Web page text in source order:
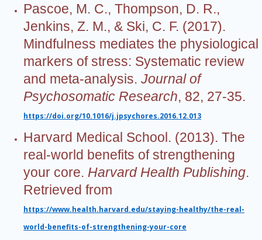
Pascoe, M. C., Thompson, D. R.,
Jenkins, Z. M., & Ski, C. F. (2017).
Mindfulness mediates the physiological
markers of stress: Systematic review
and meta-analysis. Journal of
Psychosomatic Research, 82, 27-35.
https://doi.org/10.1016/j.jpsychores.2016.12.013
Harvard Medical School. (2013). The
real-world benefits of strengthening
your core. Harvard Health Publishing.
Retrieved from
https://www.health.harvard.edu/staying-healthy/the-real-
world-benefits-of-strengthening-your-core